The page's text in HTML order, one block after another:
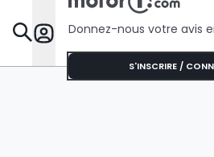
Donnez-nous votre avis
S'INSCRIRE /